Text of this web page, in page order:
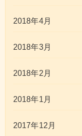
2018年4月
2018年3月
2018年2月
2018年1月
2017年12月